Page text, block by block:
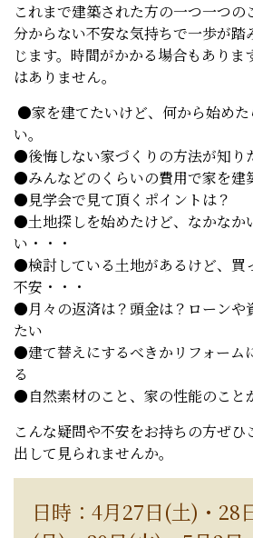
これまで建築された方の一つ一つの
分からない不安な気持ちで一歩が踏
じます。時間がかかる場合もあり
はありません。
●家を建てたいけど、何から始めた
い。
●後悔しない家づくりの方法が知り
●みんなどのくらいの費用で家を建
●見学会で見て頂くポイントは？
●土地探しを始めたけど、なかなか
い・・・
●検討している土地があるけど、買
不安・・・
●月々の返済は？頭金は？ローンや
たい
●建て替えにするべきかリフォーム
る
●自然素材のこと、家の性能のこと
こんな疑問や不安をお持ちの方ぜ
出して見られませんか。
日時：4月27日(土)・28